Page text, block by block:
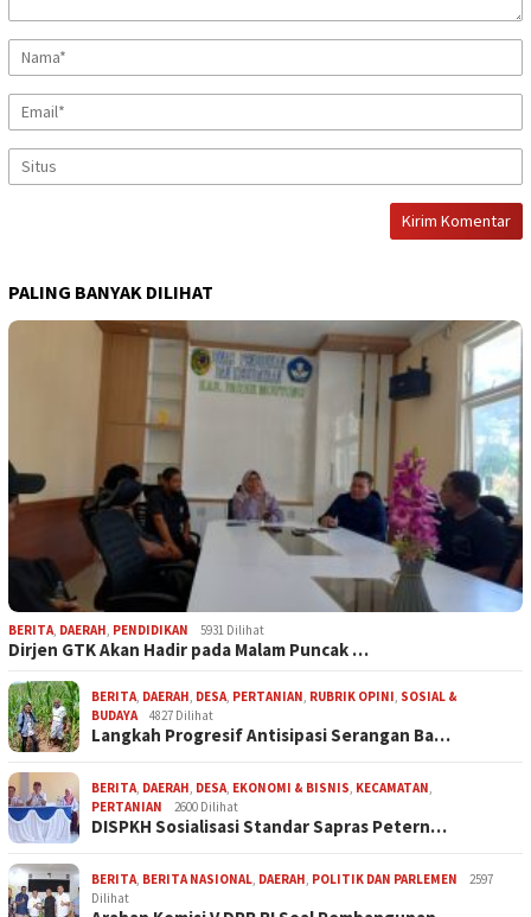
PALING BANYAK DILIHAT
BERITA, DAERAH, PENDIDIKAN 5931 Dilihat
Dirjen GTK Akan Hadir pada Malam Puncak …
BERITA, DAERAH, DESA, PERTANIAN, RUBRIK OPINI, SOSIAL &
BUDAYA
4827 Dilihat
Langkah Progresif Antisipasi Serangan Ba…
BERITA, DAERAH, DESA, EKONOMI & BISNIS, KECAMATAN,
PERTANIAN
2600 Dilihat
DISPKH Sosialisasi Standar Sapras Petern…
BERITA, BERITA NASIONAL, DAERAH, POLITIK DAN PARLEMEN
2597
Dilihat